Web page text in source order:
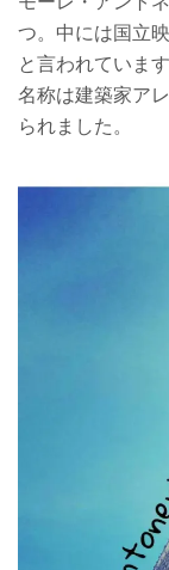
つ。中には国立
と言われています
名称は建築家ア
られました。